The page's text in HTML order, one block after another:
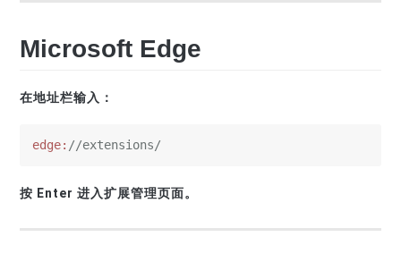
Microsoft Edge
在地址栏输入：
edge: //extensions/
按 Enter 进入扩展管理页面。